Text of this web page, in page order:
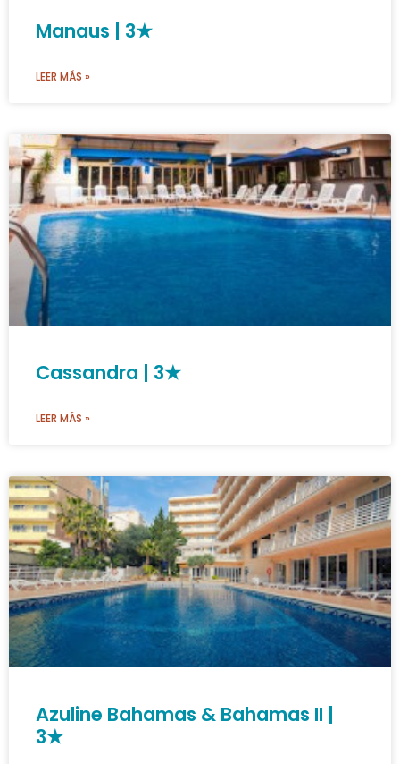
Manaus | 3★
LEER MÁS »
Cassandra | 3★
LEER MÁS »
Azuline Bahamas & Bahamas II |
3★